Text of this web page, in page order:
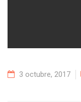
3 octubre, 2017